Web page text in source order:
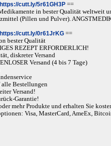
https://cutt.ly/5r61GH3P ==
in bester Qualität weltweit
(Pillen und Pulver).
https://cutt.ly/0r61JrKG ==
bester Qualität
REZEPT ERFORDERLICH!
diskreter Versand
Versand (4 bis 7 Tage)
Bestellungen
Versand!
Garantie!
mehr Produkte und erhalten Sie
Visa, MasterCard, AmeEx,